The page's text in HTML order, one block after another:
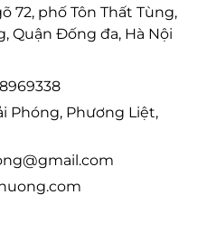
72, phố Tôn Thất Tùng,
Quận Đống đa, Hà Nội
Phóng, Phương Liệt,